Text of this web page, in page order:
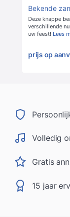
Bekende
Deze knappe
verschillende
uw feest! Lees
prijs op
Volledig
Gratis
15 jaar